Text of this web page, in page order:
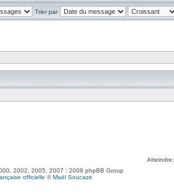
Trier par
Atteindre:
2002, 2005, 2007 ; 2008 phpBB Group
officielle ©Maël Soucaze